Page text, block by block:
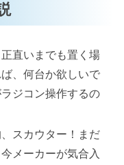
直いまでも置く場
、何台か欲しいで
ジコン操作するの
スカウター！まだ
メーカーが気合入